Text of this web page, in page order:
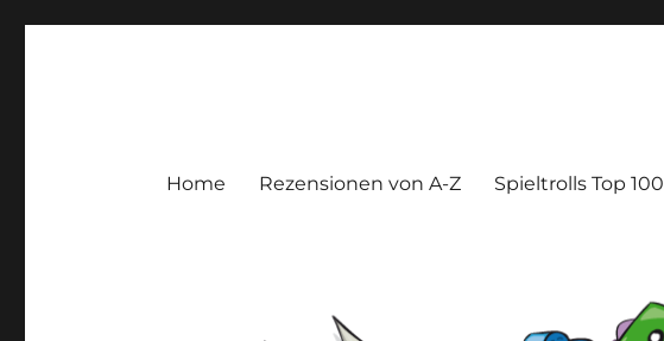
Home Rezensionen von A-Z Spieltrolls Top 100